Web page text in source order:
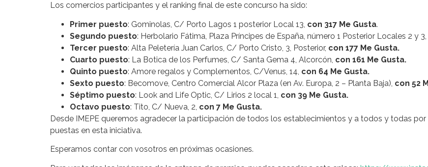
Los comercios participantes y el ranking final de este concurso ha sido:
Primer puesto: Gominolas, C/ Porto Lagos 1 posterior Local 13, con 317 Me Gusta.
Segundo puesto: Herbolario Fátima, Plaza Príncipes de España, número 1 Posterior Locales 2 y 3,
Tercer puesto: Alta Peletería Juan Carlos, C/ Porto Cristo, 3, Posterior, con 177 Me Gusta.
Cuarto puesto: La Botica de los Perfumes, C/ Santa Gema 4, Alcorcón, con 161 Me Gusta.
Quinto puesto: Amore regalos y Complementos, C/Venus, 14, con 64 Me Gusta.
Sexto puesto: Becomove, Centro Comercial Alcor Plaza (en Av. Europa, 2 – Planta Baja), con 52
Séptimo puesto: Look and Life Optic, C/ Lirios 2 local 1, con 39 Me Gusta.
Octavo puesto: Tito, C/ Nueva, 2, con 7 Me Gusta.
Desde IMEPE queremos agradecer la participación de todos los establecimientos y a todos y todas
puestas en esta iniciativa.
Esperamos contar con vosotros en próximas ocasiones.